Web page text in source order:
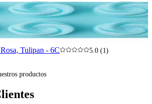
Tulipan - 6C 5.0 (1)
productos